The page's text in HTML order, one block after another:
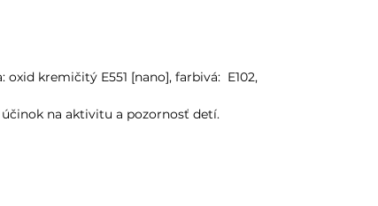
kremičitý E551 [nano], farbivá: E102,
na aktivitu a pozornosť detí.